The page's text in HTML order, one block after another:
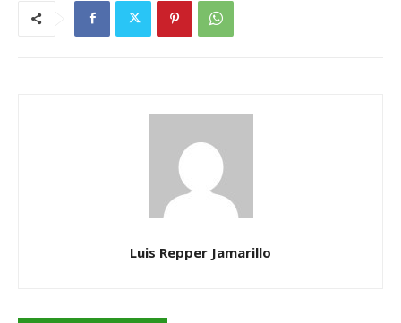
Luis Repper Jamarillo